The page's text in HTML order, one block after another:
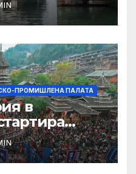
ПРОМИШЛЕНА ПАЛАТА
в